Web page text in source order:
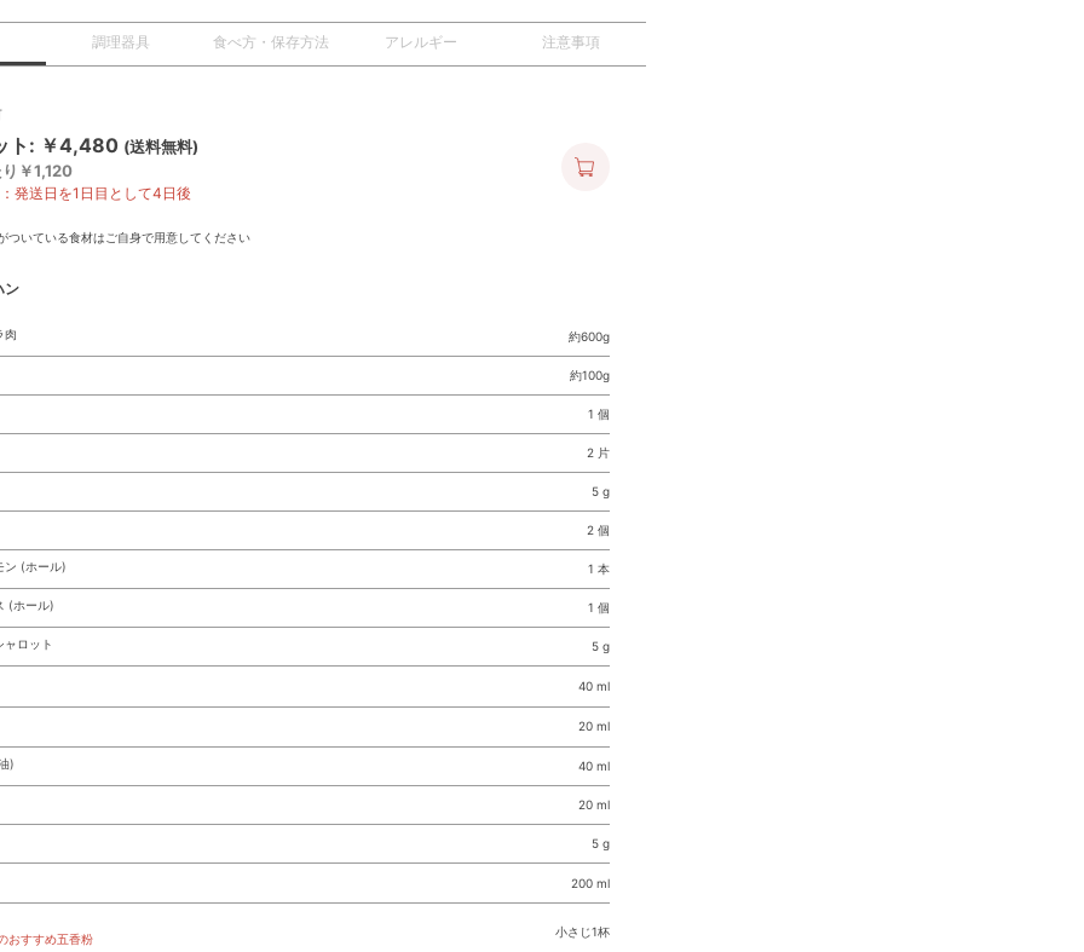
調理器具 食べ方・保存方法 アレルギー 注意事項
ト: ￥4,480 (送料無料)
￥1,120
発送日を1日目として4日後
ついている食材はご自身で用意してください
ン
肉 約600g
約100g
1 個
2 片
5 g
2 個
ン (ホール) 1 本
(ホール) 1 個
ャロット 5 g
40 ml
20 ml
) 40 ml
20 ml
5 g
200 ml
おすすめ五香粉 小さじ1杯